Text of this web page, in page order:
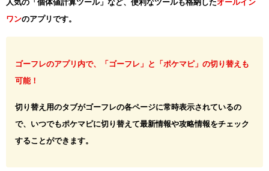
人気の「個体値計算ツール」など、便利なツールも格納したオールイン
ワンのアプリです。
ゴーフレのアプリ内で、「ゴーフレ」と「ポケマピ」の切り替えも
可能！
切り替え用のタブがゴーフレの各ページに常時表示されているの
で、いつでもポケマピに切り替えて最新情報や攻略情報をチェック
することができます。